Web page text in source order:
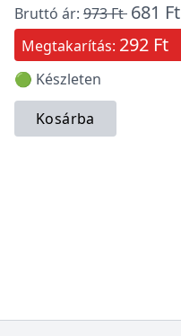
Bruttó ár: 973 Ft 681 Ft
Megtakarítás: 292 Ft
🟢 Készleten
Kosárba